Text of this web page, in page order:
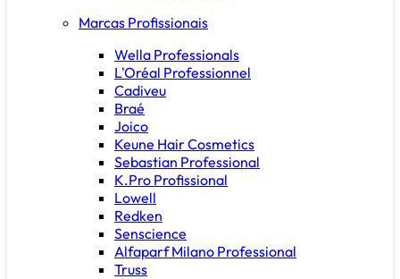
Marcas Profissionais
Wella Professionals
L'Oréal Professionnel
Cadiveu
Braé
Joico
Keune Hair Cosmetics
Sebastian Professional
K.Pro Profissional
Lowell
Redken
Senscience
Alfaparf Milano Professional
Truss